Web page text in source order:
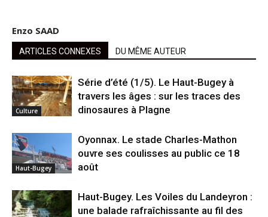
Enzo SAAD
ARTICLES CONNEXES DU MÊME AUTEUR
Culture
Série d’été (1/5). Le Haut-Bugey à
travers les âges : sur les traces des
dinosaures à Plagne
Haut-Bugey
Oyonnax. Le stade Charles-Mathon
ouvre ses coulisses au public ce 18
août
Haut-Bugey. Les Voiles du Landeyron :
une balade rafraîchissante au fil des